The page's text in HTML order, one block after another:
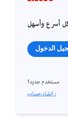
أسرع وأسهل
الدخول
مستخدم جديد؟
إنشاء حساب ›